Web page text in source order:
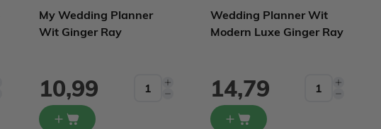
My Wedding Planner
Wit Ginger Ray
10,99
Wedding Planner Wit
Modern Luxe Ginger Ray
14,79